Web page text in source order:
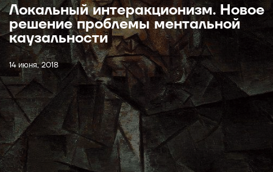
Локальный интеракционизм. Новое
решение проблемы ментальной
каузальности
14 июня, 2018